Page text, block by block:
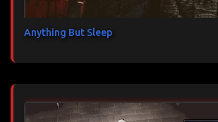
Anything But Sleep